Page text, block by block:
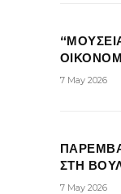
7 May 2026
ΣΤΗ
7 May 2026